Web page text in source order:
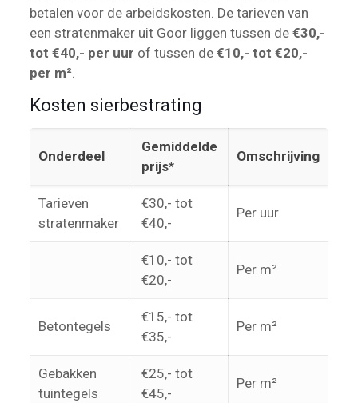
betalen voor de arbeidskosten. De tarieven van
een stratenmaker uit Goor liggen tussen de €30,-
tot €40,- per uur of tussen de €10,- tot €20,-
per m².
Kosten sierbestrating
Onderdeel
Gemiddelde
prijs*
Omschrijving
Tarieven
stratenmaker
€30,- tot
€40,-
Per uur
€10,- tot
€20,-
Per m²
Betontegels
€15,- tot
€35,-
Per m²
Gebakken
tuintegels
€25,- tot
€45,-
Per m²